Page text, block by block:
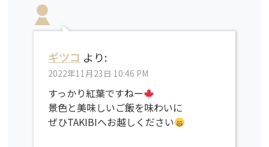
ギツコ より:
2022年11月23日 10:46 PM
すっかり紅葉ですねー
景色と美味しいご飯を味わいに
ぜひTAKIBIへお越しください